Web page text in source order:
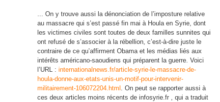
... On y trouve aussi la dénonciation de l’imposture relative
au massacre qui s’est passé fin mai à Houla en Syrie, dont
les victimes civiles sont toutes de deux familles sunnites qui
ont refusé de s’associer à la rébellion, c’est-à-dire juste le
contraire de ce qu’affirment Obama et les médias liés aux
intérêts américano-saoudiens qui préparent la guerre. Voici
l’URL : internationalnews.fr/article-syrie-le-massacre-de-
houla-donne-aux-etats-unis-un-motif-pour-intervenir-
militairement-106072204.html . On peut se rapporter aussi à
ces deux articles moins récents de infosyrie.fr , qui a traduit